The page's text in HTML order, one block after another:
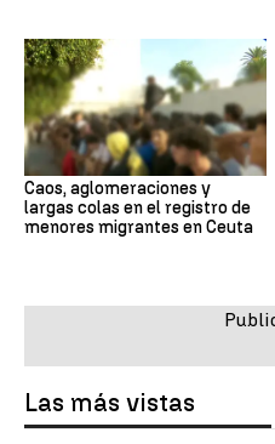
Caos, aglomeraciones y
largas colas en el registro de
menores migrantes en Ceuta
Las más vistas